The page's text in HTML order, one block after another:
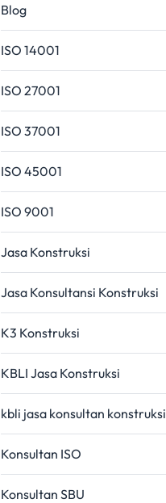
Blog
ISO 14001
ISO 27001
ISO 37001
ISO 45001
ISO 9001
Jasa Konstruksi
Jasa Konsultansi Konstruksi
K3 Konstruksi
KBLI Jasa Konstruksi
kbli jasa konsultan konstruksi
Konsultan ISO
Konsultan SBU